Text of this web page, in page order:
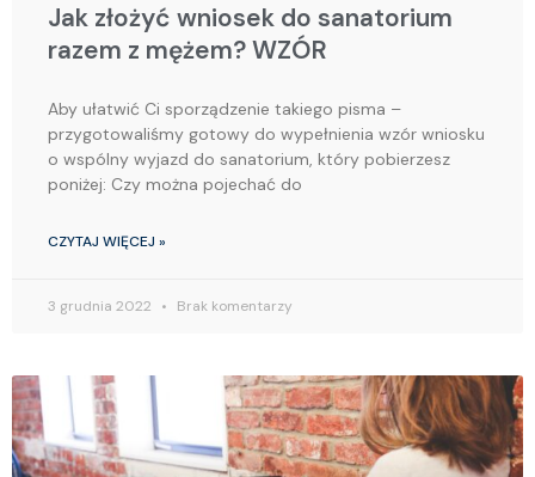
Jak złożyć wniosek do sanatorium
razem z mężem? WZÓR
Aby ułatwić Ci sporządzenie takiego pisma –
przygotowaliśmy gotowy do wypełnienia wzór wniosku
o wspólny wyjazd do sanatorium, który pobierzesz
poniżej: Czy można pojechać do
CZYTAJ WIĘCEJ »
3 grudnia 2022 Brak komentarzy